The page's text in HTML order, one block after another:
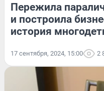
Пережила
и построила
история
17 сентября, 2024, 15:00 2